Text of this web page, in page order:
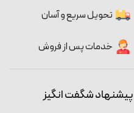
تحویل سریع و آسان
خدمات پس از فروش
پیشنهاد شگفت انگیز